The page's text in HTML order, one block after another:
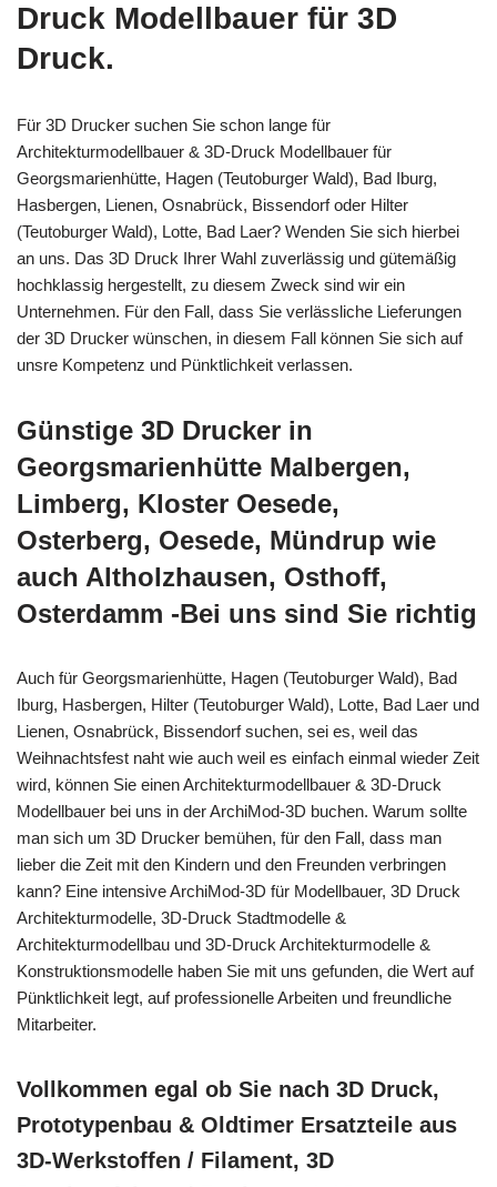
Druck Modellbauer für 3D
Druck.
Für 3D Drucker suchen Sie schon lange für
Architekturmodellbauer & 3D-Druck Modellbauer für
Georgsmarienhütte, Hagen (Teutoburger Wald), Bad Iburg,
Hasbergen, Lienen, Osnabrück, Bissendorf oder Hilter
(Teutoburger Wald), Lotte, Bad Laer? Wenden Sie sich hierbei
an uns. Das 3D Druck Ihrer Wahl zuverlässig und gütemäßig
hochklassig hergestellt, zu diesem Zweck sind wir ein
Unternehmen. Für den Fall, dass Sie verlässliche Lieferungen
der 3D Drucker wünschen, in diesem Fall können Sie sich auf
unsre Kompetenz und Pünktlichkeit verlassen.
Günstige 3D Drucker in
Georgsmarienhütte Malbergen,
Limberg, Kloster Oesede,
Osterberg, Oesede, Mündrup wie
auch Altholzhausen, Osthoff,
Osterdamm -Bei uns sind Sie richtig
Auch für Georgsmarienhütte, Hagen (Teutoburger Wald), Bad
Iburg, Hasbergen, Hilter (Teutoburger Wald), Lotte, Bad Laer und
Lienen, Osnabrück, Bissendorf suchen, sei es, weil das
Weihnachtsfest naht wie auch weil es einfach einmal wieder Zeit
wird, können Sie einen Architekturmodellbauer & 3D-Druck
Modellbauer bei uns in der ArchiMod-3D buchen. Warum sollte
man sich um 3D Drucker bemühen, für den Fall, dass man
lieber die Zeit mit den Kindern und den Freunden verbringen
kann? Eine intensive ArchiMod-3D für Modellbauer, 3D Druck
Architekturmodelle, 3D-Druck Stadtmodelle &
Architekturmodellbau und 3D-Druck Architekturmodelle &
Konstruktionsmodelle haben Sie mit uns gefunden, die Wert auf
Pünktlichkeit legt, auf professionelle Arbeiten und freundliche
Mitarbeiter.
Vollkommen egal ob Sie nach 3D Druck,
Prototypenbau & Oldtimer Ersatzteile aus
3D-Werkstoffen / Filament, 3D